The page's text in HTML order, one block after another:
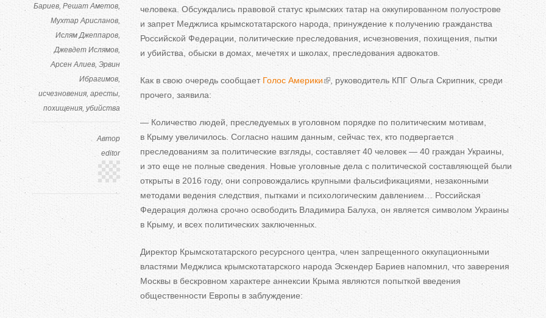
Бариев Решат Аметов
Мухтар Арисланов
Ислям Джеппаров
Джевдет Ислямов
Арсен Алиев Эрвин
Ибрагимов
исчезновения аресты
похищения убийства
Автор
editor
человека. Обсуждались правовой статус крымских татар на оккупированном полуострове
и запрет Меджлиса крымскотатарского народа, принуждение к получению гражданства
Российской Федерации, политические преследования, исчезновения, похищения, пытки
и убийства, обыски в домах, мечетях и школах, преследования адвокатов.
Как в свою очередь сообщает Голос Америки
, руководитель КПГ Ольга Скрипник, среди
прочего, заявила:
— Количество людей, преследуемых в уголовном порядке по политическим мотивам,
в Крыму увеличилось. Согласно нашим данным, сейчас тех, кто подвергается
преследованиям за политические взгляды, составляет 40 человек — 40 граждан Украины,
и это еще не полные сведения. Новые уголовные дела с политической составляющей были
открыты в 2016 году, они сопровождались крупными фальсификациями, незаконными
методами ведения следствия, пытками и психологическим давлением
Российская
Федерация должна срочно освободить Владимира Балуха, он является символом Украины
в Крыму, и всех политических заключенных.
Директор Крымскотатарского ресурсного центра, член запрещенного оккупационными
властями Меджлиса крымскотатарского народа Эскендер Бариев напомнил, что заверения
Москвы в бескровном характере аннексии Крыма являются попыткой введения
общественности Европы в заблуждение: